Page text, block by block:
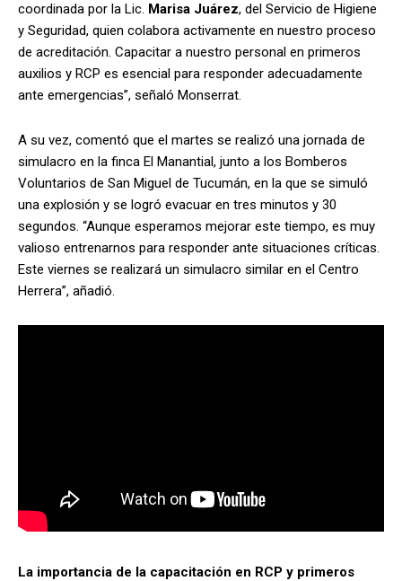
coordinada por la Lic. Marisa Juárez, del Servicio de Higiene
y Seguridad, quien colabora activamente en nuestro proceso
de acreditación. Capacitar a nuestro personal en primeros
auxilios y RCP es esencial para responder adecuadamente
ante emergencias”, señaló Monserrat.
A su vez, comentó que el martes se realizó una jornada de
simulacro en la finca El Manantial, junto a los Bomberos
Voluntarios de San Miguel de Tucumán, en la que se simuló
una explosión y se logró evacuar en tres minutos y 30
segundos. “Aunque esperamos mejorar este tiempo, es muy
valioso entrenarnos para responder ante situaciones críticas.
Este viernes se realizará un simulacro similar en el Centro
Herrera”, añadió.
La importancia de la capacitación en RCP y primeros